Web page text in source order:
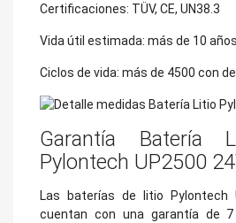
Certificaciones: TÜV, CE, UN38.3
Vida útil estimada: más de 10
Ciclos de vida: más de 4500 con
Garantía Batería
Pylontech UP2500
Las baterías de litio Pylontech
cuentan con una garantía de